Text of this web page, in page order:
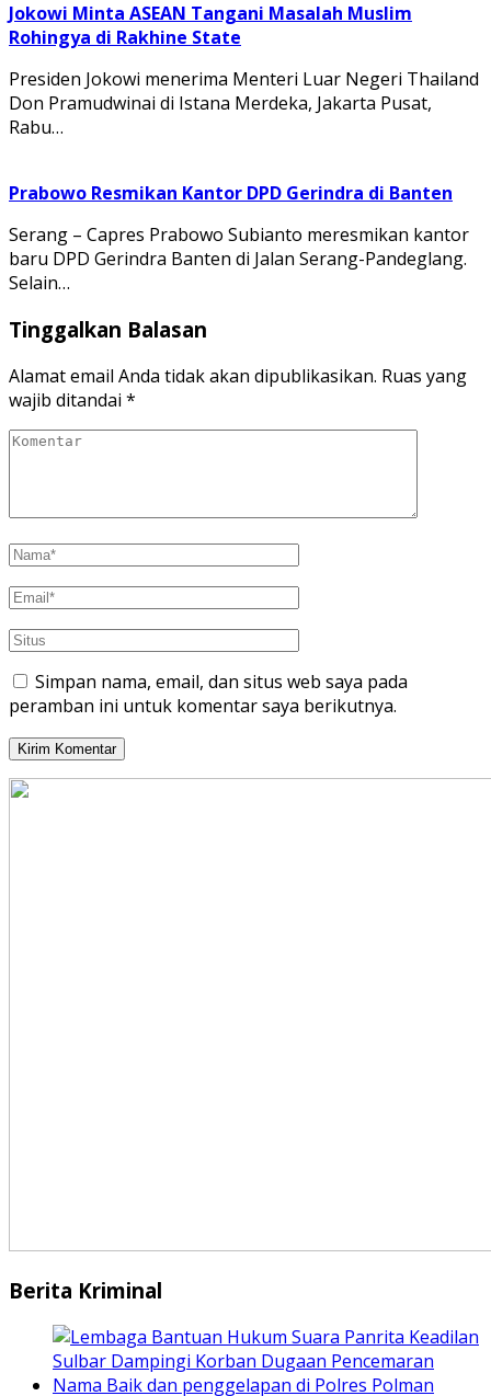
Jokowi Minta ASEAN Tangani Masalah Muslim
Rohingya di Rakhine State
Presiden Jokowi menerima Menteri Luar Negeri Thailand
Don Pramudwinai di Istana Merdeka, Jakarta Pusat,
Rabu…
Prabowo Resmikan Kantor DPD Gerindra di Banten
Serang – Capres Prabowo Subianto meresmikan kantor
baru DPD Gerindra Banten di Jalan Serang-Pandeglang.
Selain…
Tinggalkan Balasan
Alamat email Anda tidak akan dipublikasikan. Ruas yang
wajib ditandai *
Simpan nama, email, dan situs web saya pada
peramban ini untuk komentar saya berikutnya.
Berita Kriminal